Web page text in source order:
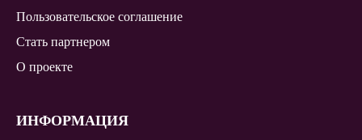
Пользовательское соглашение
Стать партнером
О проекте
ИНФОРМАЦИЯ